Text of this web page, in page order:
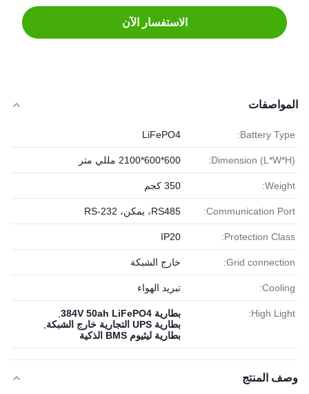
الاستفسار الآن
المواصفات
Battery Type:
LiFePO4
Dimension (L*W*H): 600*600*2100 مللي متر
Weight: 350 كجم
Communication Port: RS485، يمكن، RS-232
Protection Class:
IP20
Grid connection: خارج الشبكة
Cooling: تبريد الهواء
High Light: بطارية 384V 50ah LiFePO4
بطارية UPS التجارية خارج الشبكة
بطارية ليثيوم BMS الذكية
وصف المنتج